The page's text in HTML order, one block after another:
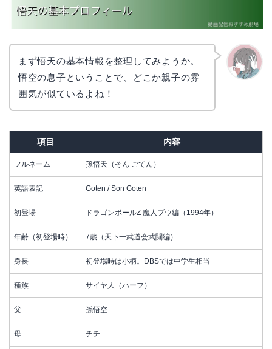
まず悟天の基本情報を整理してみようか。
悟空の息子ということで、どこか親子の雰
囲気が似ているよね！
項目 内容
フルネーム 孫悟天（そん ごてん）
英語表記 Goten / Son Goten
初登場 ドラゴンボールZ 魔人ブウ編（1994年）
年齢（初登場時） 7歳（天下一武道会武闘編）
身長 初登場時は小柄。DBSでは中学生相当
種族 サイヤ人（ハーフ）
父 孫悟空
母 チチ